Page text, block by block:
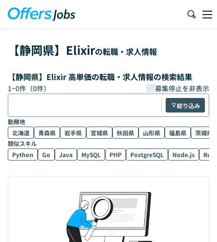
【静岡県】 Elixirの転職・求人情報
【静岡県】Elixir 高単価の転職・求人情報の検索結果
1~0件（0件） 募集停止を非表示
絞り込み
勤務地
北海道
青森県 岩手県 宮城県 秋田県 山形県 福島県
茨城県
類似スキル
Python
Go Java MySQL PHP PostgreSQL Node.js